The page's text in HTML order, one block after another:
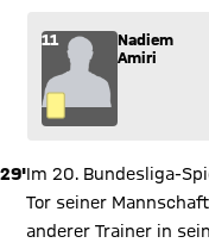
11
Nadiem
Amiri
29'Im 20. Bundesliga-
Tor seiner
anderer Trainer in